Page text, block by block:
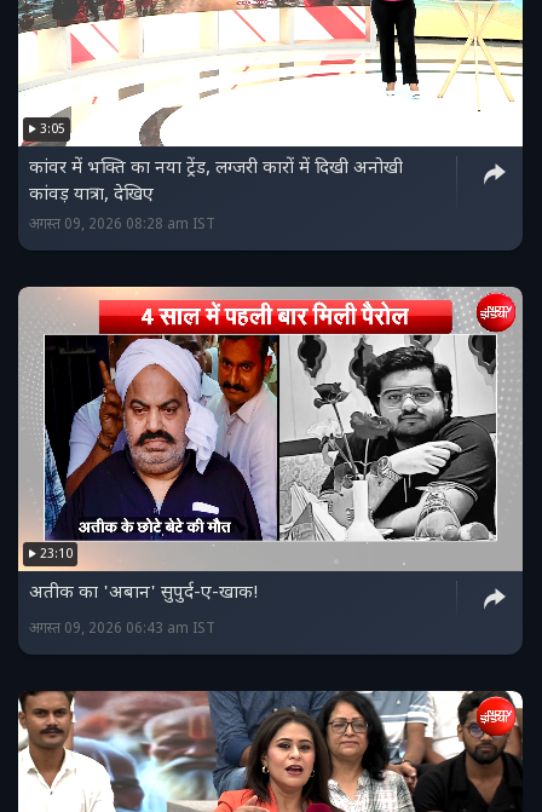
3:05
कांवर में भक्ति का नया ट्रेंड, लग्जरी कारों में दिखी अनोखी
कांवड़ यात्रा, देखिए
अगस्त 09, 2026 08:28 am IST
23:10
अतीक का 'अबान' सुपुर्द-ए-खाक!
अगस्त 09, 2026 06:43 am IST